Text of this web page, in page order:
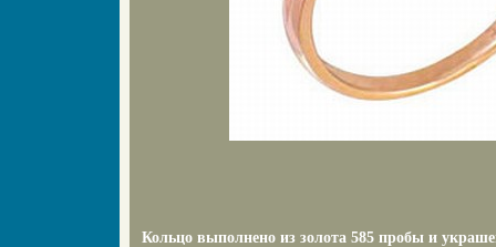
Кольцо выполнено из золота 585 пробы и